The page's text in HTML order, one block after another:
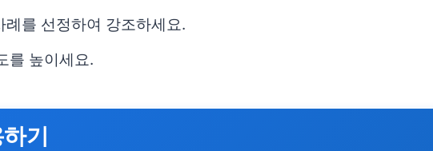
를 선정하여 강조하세요.
를 높이세요.
기